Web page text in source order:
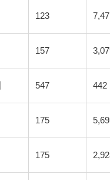
123
157
547 442
175
175